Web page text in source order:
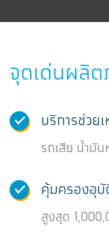
จุดเด่นผลิ
บริการช่วย
รถเสีย น้ำมั
คุ้มครองอุบั
สูงสุด